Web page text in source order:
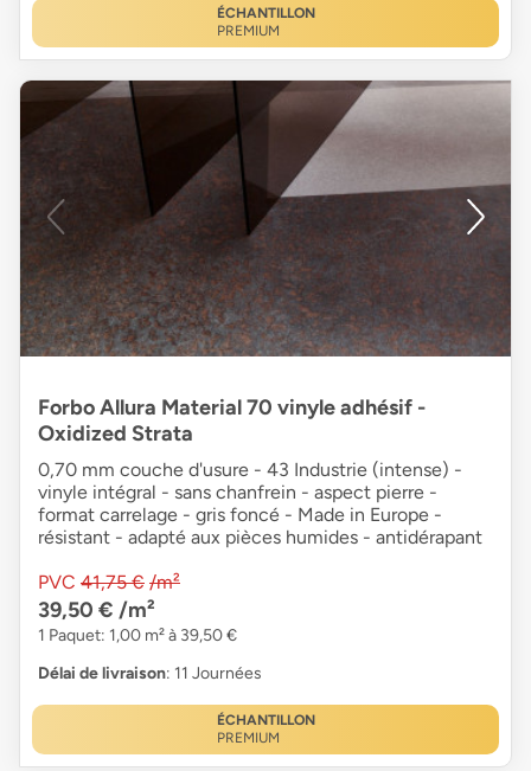
ÉCHANTILLON
PREMIUM
Forbo Allura Material 70 vinyle adhésif -
Oxidized Strata
0,70 mm couche d'usure - 43 Industrie (intense) -
vinyle intégral - sans chanfrein - aspect pierre -
format carrelage - gris foncé - Made in Europe -
résistant - adapté aux pièces humides - antidérapant
PVC 41,75 € /m²
39,50 € /m²
1 Paquet: 1,00 m² à 39,50 €
Délai de livraison: 11 Journées
ÉCHANTILLON
PREMIUM